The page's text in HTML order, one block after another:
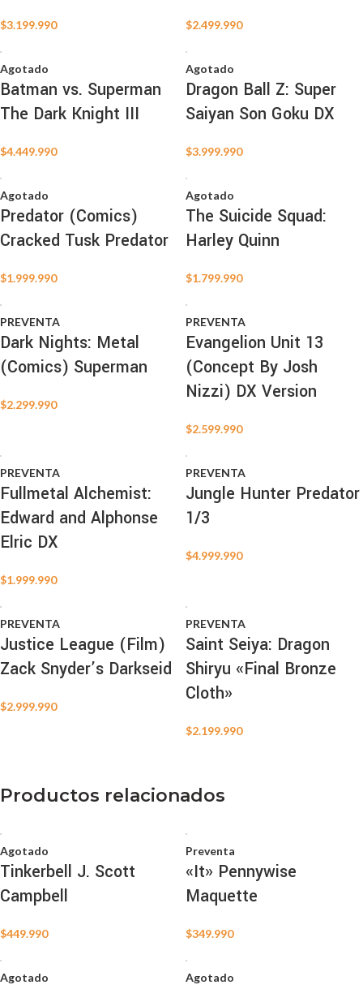
$3.199.990 $2.499.990
Agotado
Batman vs. Superman
The Dark Knight III
$4.449.990
Agotado
Dragon Ball Z: Super
Saiyan Son Goku DX
$3.999.990
Agotado
Predator (Comics)
Cracked Tusk Predator
$1.999.990
Agotado
The Suicide Squad:
Harley Quinn
$1.799.990
PREVENTA
Dark Nights: Metal
(Comics) Superman
$2.299.990
PREVENTA
Evangelion Unit 13
(Concept By Josh
Nizzi) DX Version
$2.599.990
PREVENTA
Fullmetal Alchemist:
Edward and Alphonse
Elric DX
$1.999.990
PREVENTA
Jungle Hunter Predator
1/3
$4.999.990
PREVENTA
Justice League (Film)
Zack Snyder’s Darkseid
$2.999.990
PREVENTA
Saint Seiya: Dragon
Shiryu «Final Bronze
Cloth»
$2.199.990
Productos relacionados
Agotado
Tinkerbell J. Scott
Campbell
$449.990
Preventa
«It» Pennywise
Maquette
$349.990
Agotado Agotado